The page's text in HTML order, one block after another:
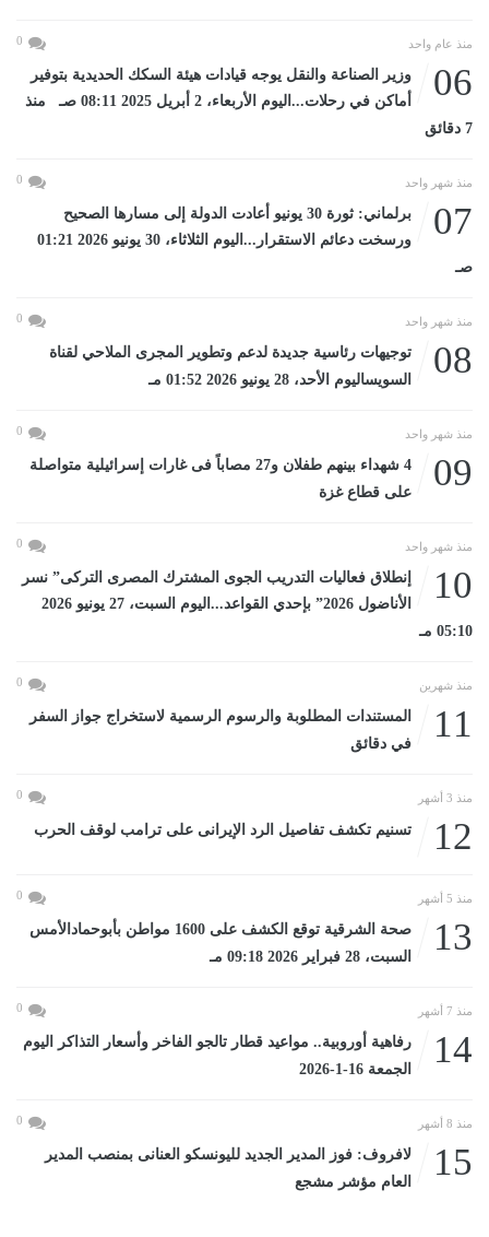
منذ عام واحد 0
06
وزير الصناعة والنقل يوجه قيادات هيئة السكك الحديدية بتوفير
أماكن في رحلات...اليوم الأربعاء، 2 أبريل 2025 08:11 صـ منذ
7 دقائق
منذ شهر واحد 0
07
برلماني: ثورة 30 يونيو أعادت الدولة إلى مسارها الصحيح
ورسخت دعائم الاستقرار...اليوم الثلاثاء، 30 يونيو 2026 01:21
صـ
منذ شهر واحد 0
08
توجيهات رئاسية جديدة لدعم وتطوير المجرى الملاحي لقناة
السويساليوم الأحد، 28 يونيو 2026 01:52 مـ
منذ شهر واحد 0
09
4 شهداء بينهم طفلان و27 مصاباً فى غارات إسرائيلية متواصلة
على قطاع غزة
منذ شهر واحد 0
10
إنطلاق فعاليات التدريب الجوى المشترك المصرى التركى” نسر
الأناضول 2026” بإحدي القواعد...اليوم السبت، 27 يونيو 2026
05:10 مـ
منذ شهرين 0
11
المستندات المطلوبة والرسوم الرسمية لاستخراج جواز السفر
في دقائق
منذ 3 أشهر 0
12 تسنيم تكشف تفاصيل الرد الإيرانى على ترامب لوقف الحرب
منذ 5 أشهر 0
13
صحة الشرقية توقع الكشف على 1600 مواطن بأبوحمادالأمس
السبت، 28 فبراير 2026 09:18 مـ
منذ 7 أشهر 0
14
رفاهية أوروبية.. مواعيد قطار تالجو الفاخر وأسعار التذاكر اليوم
الجمعة 16-1-2026
منذ 8 أشهر 0
15
لافروف: فوز المدير الجديد لليونسكو العنانى بمنصب المدير
العام مؤشر مشجع